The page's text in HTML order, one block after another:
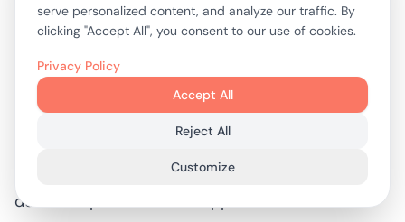
traditionnel. Un menu facile à décoder aussi bien
pour les locaux que pour les visiteurs. Dans les
rues très fréquentées, ce type d’alignement
compte plus que l’originalité.
Les opérateurs doivent prêter attention au peu
de frictions dans la proposition. Le restaurant ne
demande pas au client d'apprendre un nouveau
serve personalized content, and analyze our traffic. By
clicking "Accept All", you consent to our use of cookies.
Privacy Policy
Customize
Reject All
Accept All